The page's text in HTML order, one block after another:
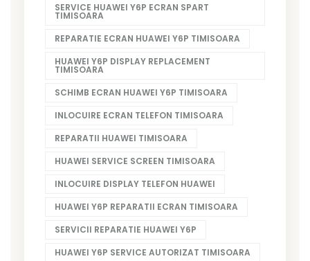
SERVICE HUAWEI Y6P ECRAN SPART
TIMISOARA
REPARATIE ECRAN HUAWEI Y6P TIMISOARA
HUAWEI Y6P DISPLAY REPLACEMENT
TIMISOARA
SCHIMB ECRAN HUAWEI Y6P TIMISOARA
INLOCUIRE ECRAN TELEFON TIMISOARA
REPARATII HUAWEI TIMISOARA
HUAWEI SERVICE SCREEN TIMISOARA
INLOCUIRE DISPLAY TELEFON HUAWEI
HUAWEI Y6P REPARATII ECRAN TIMISOARA
SERVICII REPARATIE HUAWEI Y6P
HUAWEI Y6P SERVICE AUTORIZAT TIMISOARA